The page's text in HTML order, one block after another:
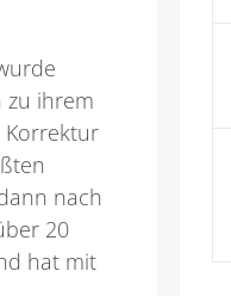
zu ihrem
Korrektur
nach
20
hat mit